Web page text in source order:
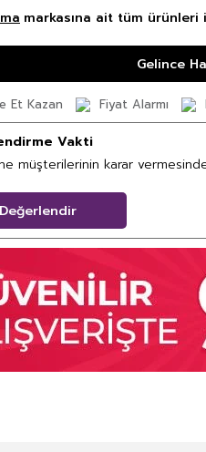
markasına ait tüm ürünleri
Gelince
Et Kazan Fiyat Alarmı
Vakti
müşterilerinin karar
Değerlendir